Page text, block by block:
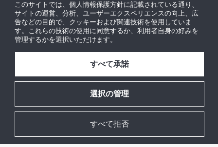
ニュース & インサイト
採用情報
当社について
このサイトでは、個人情報保護方針に記載されている通り、
サイトの運営、分析、ユーザーエクスペリエンスの向上、広
告などの目的で、クッキーおよび関連技術を使用していま
す。これらの技術の使用に同意するか、利用者自身の好みを
管理するかを選択いただけます。
選択の管理
すべて承諾
すべて拒否